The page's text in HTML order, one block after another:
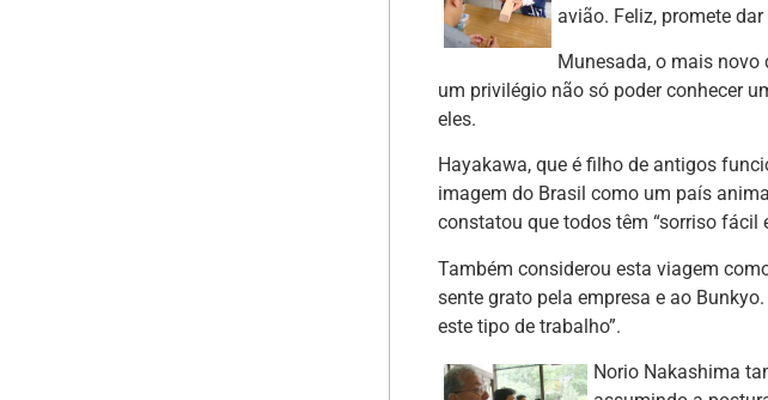
avião. Feliz, promete
Munesada, o mais novo
um privilégio não só poder conhecer
eles.
Hayakawa, que é filho de antigos
imagem do Brasil como um país
constatou que todos têm “sorriso fácil
Também considerou esta viagem
sente grato pela empresa e ao
este tipo de trabalho”.
Norio Nakashima